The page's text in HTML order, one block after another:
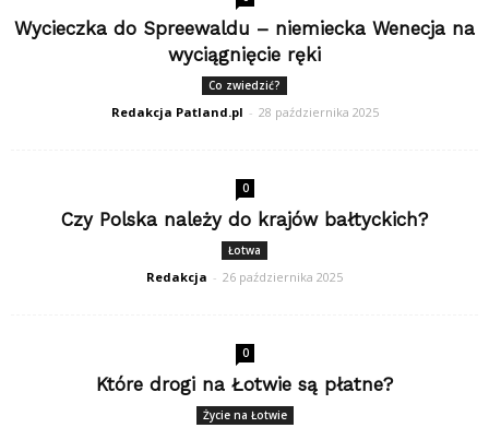
Wycieczka do Spreewaldu – niemiecka Wenecja na
wyciągnięcie ręki
Co zwiedzić?
Redakcja Patland.pl - 28 października 2025
0
Czy Polska należy do krajów bałtyckich?
Łotwa
Redakcja - 26 października 2025
0
Które drogi na Łotwie są płatne?
Życie na Łotwie